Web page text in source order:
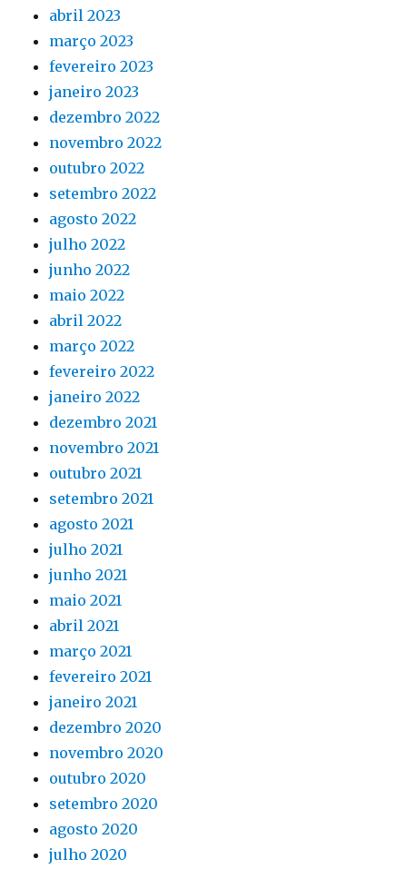
abril 2023
março 2023
fevereiro 2023
janeiro 2023
dezembro 2022
novembro 2022
outubro 2022
setembro 2022
agosto 2022
julho 2022
junho 2022
maio 2022
abril 2022
março 2022
fevereiro 2022
janeiro 2022
dezembro 2021
novembro 2021
outubro 2021
setembro 2021
agosto 2021
julho 2021
junho 2021
maio 2021
abril 2021
março 2021
fevereiro 2021
janeiro 2021
dezembro 2020
novembro 2020
outubro 2020
setembro 2020
agosto 2020
julho 2020